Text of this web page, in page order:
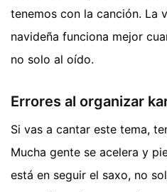
tenemos con la canción. La
navideña funciona mejor
no solo al oído.
Errores al organizar
Si vas a cantar este tema,
Mucha gente se acelera y
está en seguir el saxo, no